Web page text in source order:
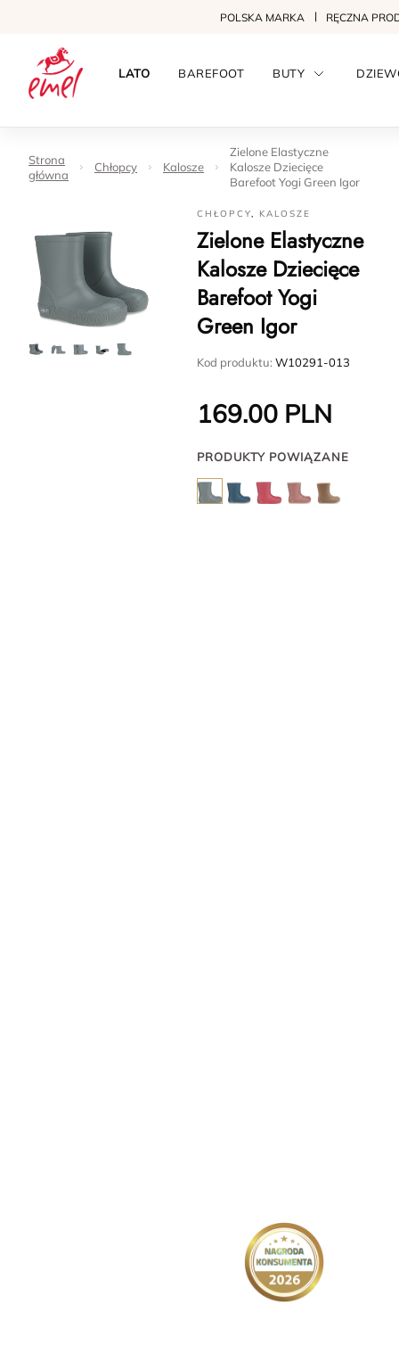
POLSKA MARKA RĘCZNA
LATO BAREFOOT BUTY
Strona
główna
Chłopcy Kalosze
Zielone Elastyczne
Kalosze Dziecięce
Barefoot Yogi Green Igor
CHŁOPCY, KALOSZE
Zielone Elastyczne
Kalosze Dziecięce
Barefoot Yogi
Green Igor
Kod produktu:W10291-013
169.00 PLN
PRODUKTY POWIĄZANE